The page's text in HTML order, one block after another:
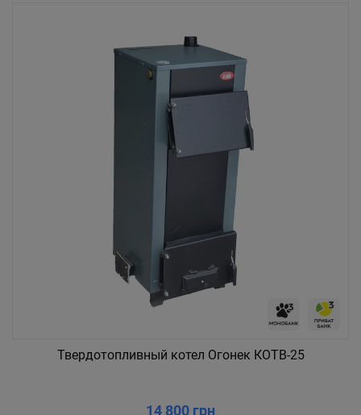
Твердотопливный котел Огонек КОТВ-25
14 800 грн